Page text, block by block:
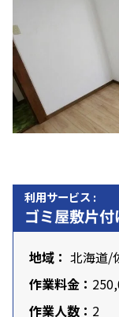
利用サービス :
ゴミ屋敷片付
地域： 北海道/
作業料金：
作業人数： 2